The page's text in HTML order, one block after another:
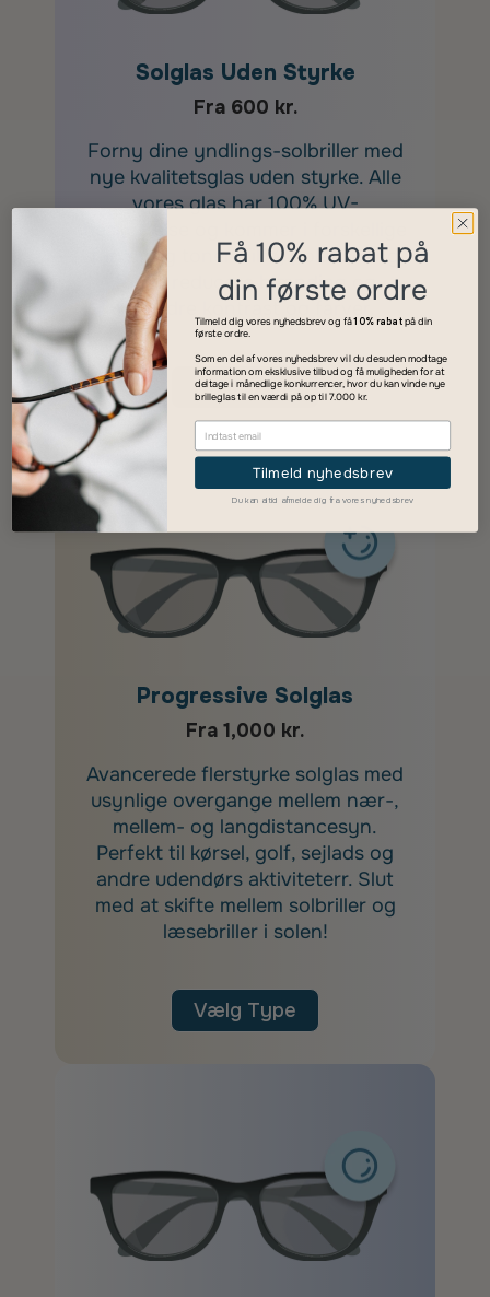
Solglas Uden Styrke
Fra 600 kr.
Forny dine yndlings-solbriller med
nye kvalitetsglas uden styrke. Alle
vores glas har 100% UV-
beskyttelse og kommer i forskellige
farver og toner. Tilføj polarisering
for at reducere blænding og
forbedre kontrast og farver.
Vælg Type
Progressive Solglas
Fra 1,000 kr.
Avancerede flerstyrke solglas med
usynlige overgange mellem nær-,
mellem- og langdistancesyn.
Perfekt til kørsel, golf, sejlads og
andre udendørs aktiviteterr. Slut
med at skifte mellem solbriller og
læsebriller i solen!
Vælg Type
Få 10% rabat på
din første ordre
Tilmeld dig vores nyhedsbrev og få10% rabatpå din
første ordre.
Som en del af vores nyhedsbrev vil du desuden modtage
information om eksklusive tilbud og få muligheden for at
deltage i månedlige konkurrencer, hvor du kan vinde nye
brilleglas til en værdi på op til 7.000 kr.
Tilmeld nyhedsbrev
Du kan altid afmelde dig fra vores nyhedsbrev